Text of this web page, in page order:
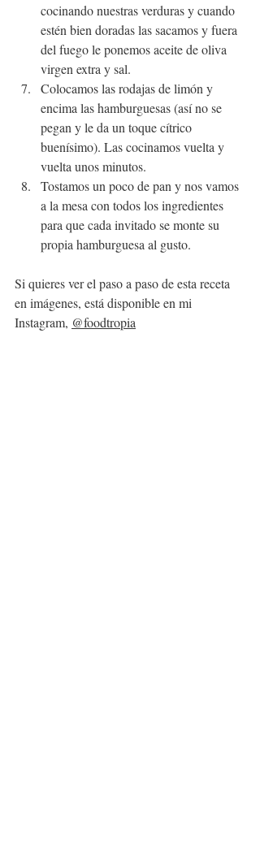
cocinando nuestras verduras y cuando
estén bien doradas las sacamos y fuera
del fuego le ponemos aceite de oliva
virgen extra y sal.
Colocamos las rodajas de limón y
encima las hamburguesas (así no se
pegan y le da un toque cítrico
buenísimo). Las cocinamos vuelta y
vuelta unos minutos.
Tostamos un poco de pan y nos vamos
a la mesa con todos los ingredientes
para que cada invitado se monte su
propia hamburguesa al gusto.
Si quieres ver el paso a paso de esta receta
en imágenes, está disponible en mi
Instagram, @foodtropia